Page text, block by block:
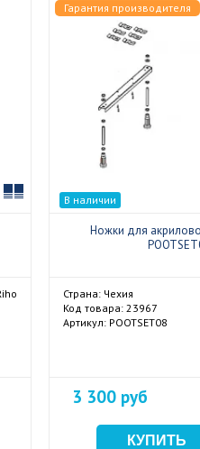
Сравнить
Гарантия производителя
В наличии
Ножки для
Страна: Чехия
Код товара: 23967
Артикул: POOTSET08
3 300 руб